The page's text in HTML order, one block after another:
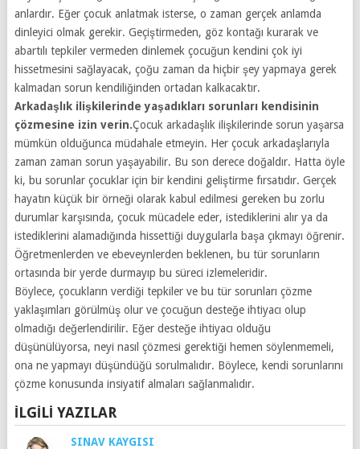
anlardır. Eğer çocuk anlatmak isterse, o zaman gerçek anlamda
dinleyici olmak gerekir. Geçiştirmeden, göz kontağı kurarak ve
abartılı tepkiler vermeden dinlemek çocuğun kendini çok iyi
hissetmesini sağlayacak, çoğu zaman da hiçbir şey yapmaya gerek
kalmadan sorun kendiliğinden ortadan kalkacaktır.
Arkadaşlık ilişkilerinde yaşadıkları sorunları kendisinin
çözmesine izin verin.Çocuk arkadaşlık ilişkilerinde sorun yaşarsa
mümkün olduğunca müdahale etmeyin. Her çocuk arkadaşlarıyla
zaman zaman sorun yaşayabilir. Bu son derece doğaldır. Hatta öyle
ki, bu sorunlar çocuklar için bir kendini geliştirme fırsatıdır. Gerçek
hayatın küçük bir örneği olarak kabul edilmesi gereken bu zorlu
durumlar karşısında, çocuk mücadele eder, istediklerini alır ya da
istediklerini alamadığında hissettiği duygularla başa çıkmayı öğrenir.
Öğretmenlerden ve ebeveynlerden beklenen, bu tür sorunların
ortasında bir yerde durmayıp bu süreci izlemeleridir.
Böylece, çocukların verdiği tepkiler ve bu tür sorunları çözme
yaklaşımları görülmüş olur ve çocuğun desteğe ihtiyacı olup
olmadığı değerlendirilir. Eğer desteğe ihtiyacı olduğu
düşünülüyorsa, neyi nasıl çözmesi gerektiği hemen söylenmemeli,
ona ne yapmayı düşündüğü sorulmalıdır. Böylece, kendi sorunlarını
çözme konusunda insiyatif almaları sağlanmalıdır.
İLGILI YAZILAR
SINAV KAYGISI